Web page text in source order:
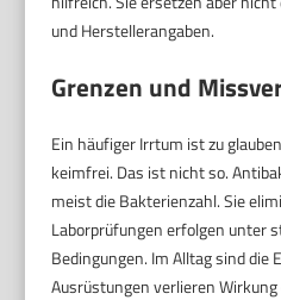
und Herstellerangaben.
Grenzen und
Ein häufiger Irrtum ist zu
keimfrei. Das ist nicht so.
meist die Bakterienzahl. Sie
Laborprüfungen erfolgen unter
Bedingungen. Im Alltag sind die
Ausrüstungen verlieren